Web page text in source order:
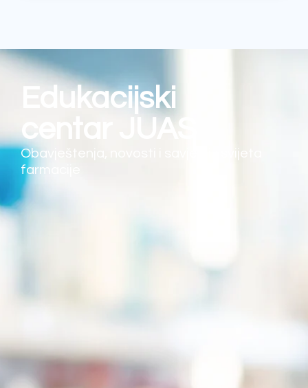
Edukacijski
centar JUAS
Obavještenja, novosti i savjeti iz svijeta
farmacije